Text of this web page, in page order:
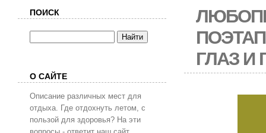
ГЛАЗ И
ПОИСК
О САЙТЕ
Описание различных мест для
отдыха. Где отдохнуть летом, с
пользой для здоровья? На эти